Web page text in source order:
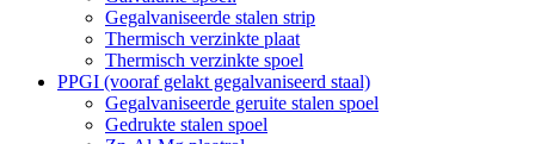
Gegalvaniseerde stalen strip
Thermisch verzinkte plaat
Thermisch verzinkte spoel
PPGI (vooraf gelakt gegalvaniseerd staal)
Gegalvaniseerde geruite stalen spoel
Gedrukte stalen spoel